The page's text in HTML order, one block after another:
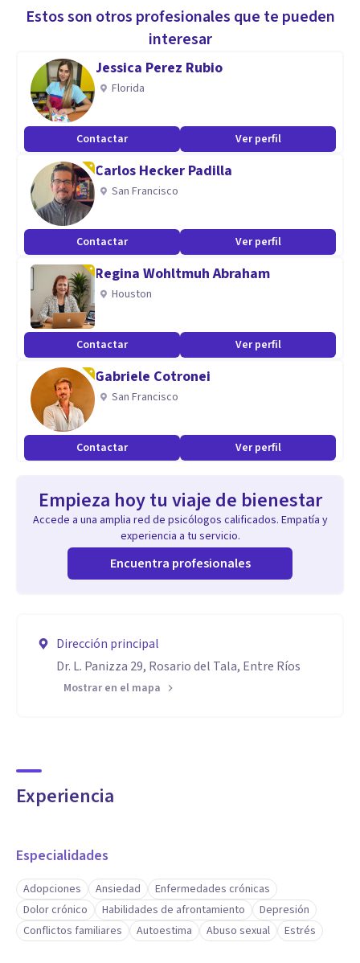
Estos son otros profesionales que te pueden
interesar
Jessica Perez Rubio
Florida
Contactar Ver perfil
Carlos Hecker Padilla
San Francisco
Contactar Ver perfil
Regina Wohltmuh Abraham
Houston
Contactar Ver perfil
Gabriele Cotronei
San Francisco
Contactar Ver perfil
Empieza hoy tu viaje de bienestar
Accede a una amplia red de psicólogos calificados. Empatía y
experiencia a tu servicio.
Encuentra profesionales
Dirección principal
Dr. L. Panizza 29, Rosario del Tala, Entre Ríos
Mostrar en el mapa
Experiencia
Especialidades
Adopciones Ansiedad
Enfermedades crónicas
Dolor crónico
Habilidades de afrontamiento
Depresión
Conflictos familiares
Autoestima Abuso sexual Estrés